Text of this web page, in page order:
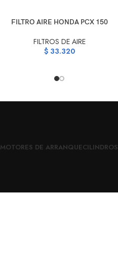
AÑADIR AL CARRITO
FILTRO AIRE HONDA PCX 150
FILTROS DE AIRE
$33.320
MOTORES DE ARRANQUECILINDROS